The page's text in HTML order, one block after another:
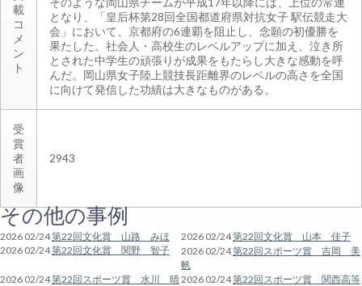
載
コ
メ
ン
ト
となり、「皇后杯第28回全国都道府県対抗女子 駅伝競走大
会」において、京都府の6連覇を阻止し、念願の初優勝を
果たした。社会人・高校生のレベルアップに加え、泣き所
とされた中学生の頑張りが成果をもたらし大きな感動を呼
んだ。岡山県女子陸上競技長距離界のレベルの高さを全国
に向けて発信した功績は大きなものがある。
受
賞
者
画
像
2943
その他の事例
2026 02/24第22回文化賞 山路 みほ 2026 02/24第22回文化賞 山本 佳子
2026 02/24第22回文化賞 関野 智子 2026 02/24第22回スポーツ賞 吉岡 美
帆
2026 02/24第22回スポーツ賞 水川 晴2026 02/24第22回スポーツ賞 関西高等